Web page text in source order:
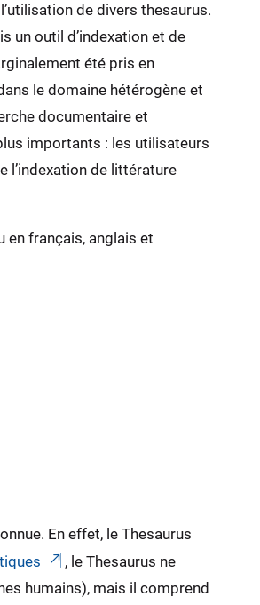
de divers thesaurus.
un outil d’indexation et de
été pris en
le domaine hétérogène et
documentaire et
importants : les utilisateurs
l’indexation de littérature
en français, anglais et
En effet, le Thesaurus
, le Thesaurus ne
humains), mais il comprend